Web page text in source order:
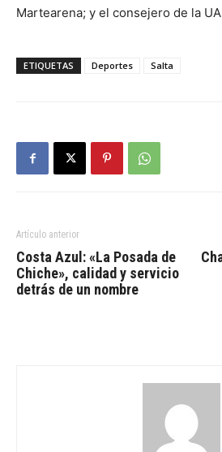
Martearena; y el consejero de la
ETIQUETAS Deportes Salta
Artículo anterior
Costa Azul: «La Posada de
Chiche», calidad y servicio
detrás de un nombre